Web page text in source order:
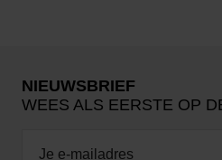
NIEUWSBRIEF
WEES ALS EERSTE OP